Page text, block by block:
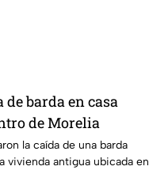
barda en casa
de Morelia
la caída de una barda
vivienda antigua ubicada en